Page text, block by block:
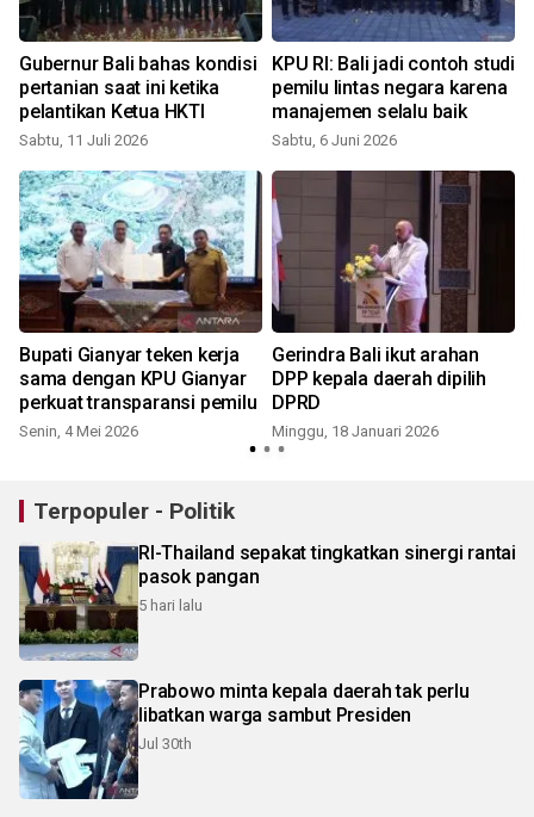
Gubernur Bali bahas kondisi
pertanian saat ini ketika
pelantikan Ketua HKTI
Sabtu, 11 Juli 2026
KPU RI: Bali jadi contoh studi
pemilu lintas negara karena
manajemen selalu baik
Sabtu, 6 Juni 2026
Bupati Gianyar teken kerja
sama dengan KPU Gianyar
perkuat transparansi pemilu
Senin, 4 Mei 2026
Gerindra Bali ikut arahan
DPP kepala daerah dipilih
DPRD
Minggu, 18 Januari 2026
Terpopuler - Politik
RI-Thailand sepakat tingkatkan sinergi rantai
pasok pangan
5 hari lalu
Prabowo minta kepala daerah tak perlu
libatkan warga sambut Presiden
Jul 30th